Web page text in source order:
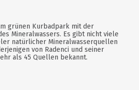
grünen Kurbadpark mit der
Mineralwassers. Es gibt nicht viele
natürlicher Mineralwasserquellen
von Radenci und seiner
als 45 Quellen bekannt.